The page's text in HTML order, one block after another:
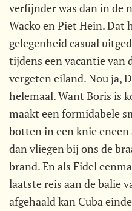
verfijnder was dan in de
Wacko en Piet Hein. Dat
gelegenheid casual
tijdens een vacantie van
vergeten eiland. Nou ja,
helemaal. Want Boris is
maakt een formidabele
botten in een knie eneen
dan vliegen bij ons de
brand. En als Fidel
laatste reis aan de balie
afgehaald kan Cuba